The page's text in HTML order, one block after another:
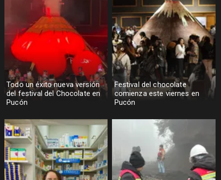
Todo un éxito nueva versión
del festival del Chocolate en
Pucón
Festival del chocolate
comienza este viernes en
Pucón